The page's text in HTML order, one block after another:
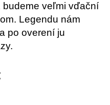
budeme veľmi vďační
Legendu nám
po overení ju